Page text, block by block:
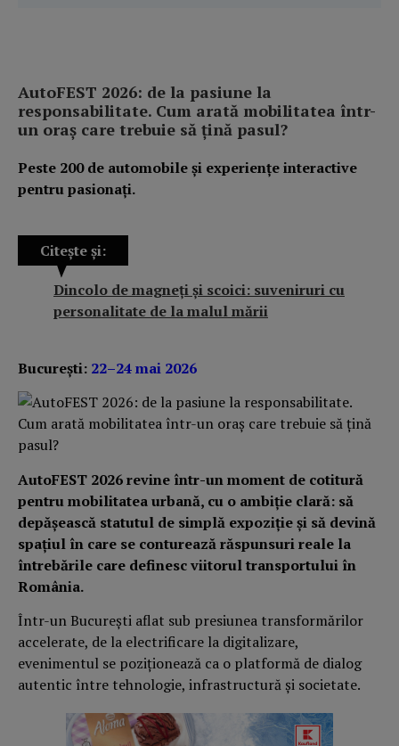
AutoFEST 2026: de la pasiune la
responsabilitate. Cum arată mobilitatea într-
un oraș care trebuie să țină pasul?
Peste 200 de automobile și experiențe interactive
pentru pasionați.
Citește și:
Dincolo de magneți și scoici: suveniruri cu
personalitate de la malul mării
București: 22–24 mai 2026
AutoFEST 2026 revine într-un moment de cotitură
pentru mobilitatea urbană, cu o ambiție clară: să
depășească statutul de simplă expoziție și să devină
spațiul în care se conturează răspunsuri reale la
întrebările care definesc viitorul transportului în
România.
Într-un București aflat sub presiunea transformărilor
accelerate, de la electrificare la digitalizare,
evenimentul se poziționează ca o platformă de dialog
autentic între tehnologie, infrastructură și societate.